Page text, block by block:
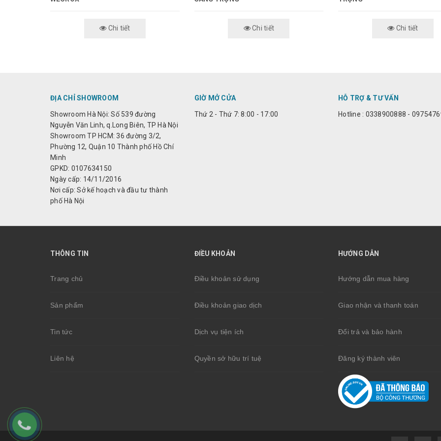
Chi tiết Chi tiết Chi tiết
ĐỊA CHỈ SHOWROOM
Showroom Hà Nội: Số 539 đường
Nguyễn Văn Linh, q.Long Biên, TP Hà Nội
Showroom TP HCM: 36 đường 3/2,
Phường 12, Quận 10 Thành phố Hồ Chí
Minh
GPKD: 0107634150
Ngày cấp: 14/11/2016
Nơi cấp: Sở kế hoạch và đầu tư thành
phố Hà Nội
GIỜ MỞ CỬA
Thứ 2 - Thứ 7: 8:00 - 17:00
HỖ TRỢ & TƯ VẤN
Hotline : 0338900888 -
THÔNG TIN
Trang chủ
Sản phẩm
Tin tức
Liên hệ
ĐIỀU KHOẢN
Điều khoản sử dụng
Điều khoản giao dịch
Dịch vụ tiện ích
Quyền sở hữu trí tuệ
HƯỚNG DẪN
Hướng dẫn mua hàng
Giao nhận và thanh toán
Đổi trả và bảo hành
Đăng ký thành viên